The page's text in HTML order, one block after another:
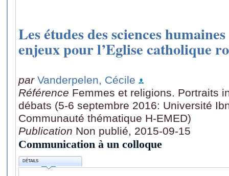
Les études des sciences
enjeux pour l’Eglise catholique
par Vanderpelen, Cécile
Référence Femmes et religions. Portraits
débats (5-6 septembre 2016: Université
Communauté thématique H-EMED)
Publication Non publié, 2015-09-15
Communication à un colloque
DÉTAILS